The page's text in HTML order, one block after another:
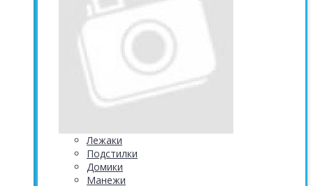
Лежаки
Подстилки
Домики
Манежи